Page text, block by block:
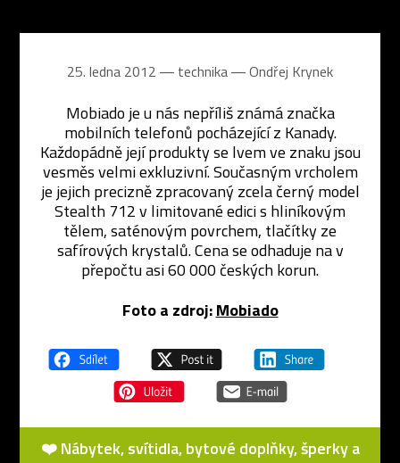
25. ledna 2012 ― technika ―Ondřej Krynek
Mobiado je u nás nepříliš známá značka
mobilních telefonů pocházející z Kanady.
Každopádně její produkty se lvem ve znaku jsou
vesměs velmi exkluzivní. Současným vrcholem
je jejich precizně zpracovaný zcela černý model
Stealth 712 v limitované edici s hliníkovým
tělem, saténovým povrchem, tlačítky ze
safírových krystalů. Cena se odhaduje na v
přepočtu asi 60 000 českých korun.
Foto a zdroj: Mobiado
❤️ Nábytek, svítidla, bytové doplňky, šperky a